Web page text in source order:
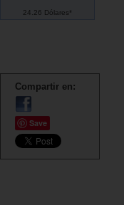
24.26 Dólares*
Compartir en:
Save